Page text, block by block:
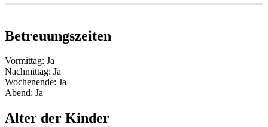
Betreuungszeiten
Vormittag: Ja
Nachmittag: Ja
Wochenende: Ja
Abend: Ja
Alter der Kinder